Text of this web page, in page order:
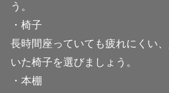
う。
・椅子
長時間座っていても疲れにくい
いた椅子を選びましょう。
・本棚